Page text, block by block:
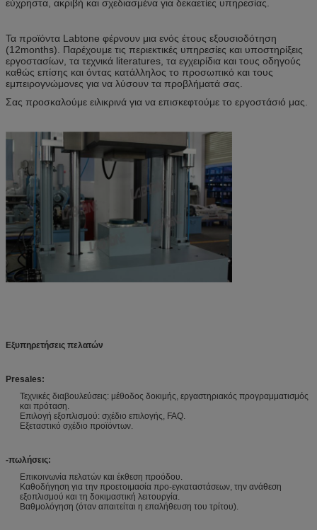
εύχρηστα, ακριβή και σχεδιασμένα για δεκαετίες υπηρεσίας.
Τα προϊόντα Labtone φέρνουν μια ενός έτους εξουσιοδότηση
(12months). Παρέχουμε τις περιεκτικές υπηρεσίες και υποστηρίξεις
εργοστασίων, τα τεχνικά literatures, τα εγχειρίδια και τους οδηγούς
καθώς επίσης και όντας κατάλληλος το προσωπικό και τους
εμπειρογνώμονες για να λύσουν τα προβλήματά σας.
Σας προσκαλούμε ειλικρινά για να επισκεφτούμε το εργοστάσιό μας.
Εξυπηρετήσεις πελατών
Presales:
Τεχνικές διαβουλεύσεις: μέθοδος δοκιμής, εργαστηριακός προγραμματισμός
και πρόταση.
Επιλογή εξοπλισμού: σχέδιο επιλογής, FAQ.
Εξεταστικό σχέδιο προϊόντων.
-πωλήσεις:
Επικοινωνία πελατών και έκθεση προόδου.
Καθοδήγηση για την προετοιμασία προ-εγκαταστάσεων, την ανάθεση
εξοπλισμού και τη δοκιμαστική λειτουργία.
Βαθμολόγηση (όταν απαιτείται η επαλήθευση του τρίτου).